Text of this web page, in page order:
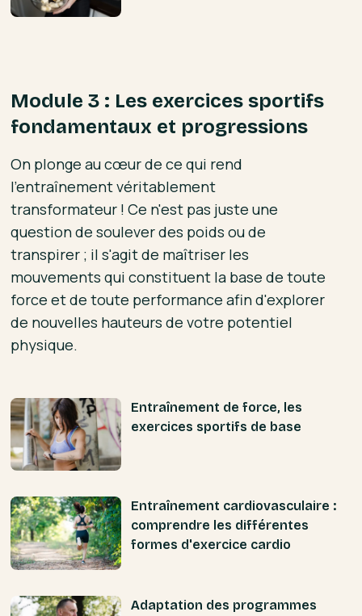
Module 3 : Les exercices sportifs
fondamentaux et progressions
On plonge au cœur de ce qui rend
l'entraînement véritablement
transformateur ! Ce n'est pas juste une
question de soulever des poids ou de
transpirer ; il s'agit de maîtriser les
mouvements qui constituent la base de toute
force et de toute performance afin d'explorer
de nouvelles hauteurs de votre potentiel
physique.
Entraînement de force, les
exercices sportifs de base
Entraînement cardiovasculaire :
comprendre les différentes
formes d'exercice cardio
Adaptation des programmes